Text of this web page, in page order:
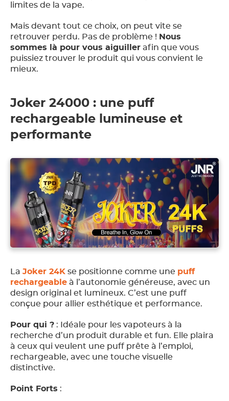
limites de la vape.
Mais devant tout ce choix, on peut vite se
retrouver perdu. Pas de problème ! Nous
sommes là pour vous aiguiller afin que vous
puissiez trouver le produit qui vous convient le
mieux.
Joker 24000 : une puff
rechargeable lumineuse et
performante
La Joker 24K se positionne comme une puff
rechargeable à l’autonomie généreuse, avec un
design original et lumineux. C’est une puff
conçue pour allier esthétique et performance.
Pour qui ? : Idéale pour les vapoteurs à la
recherche d’un produit durable et fun. Elle plaira
à ceux qui veulent une puff prête à l’emploi,
rechargeable, avec une touche visuelle
distinctive.
Point Forts :